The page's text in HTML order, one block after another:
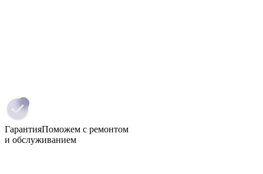
ГарантияПоможем с ремонтом
и обслуживанием